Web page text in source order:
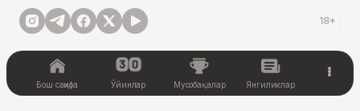
18+
Бош саҳифа Ўйинлар Мусобақалар Янгиликлар